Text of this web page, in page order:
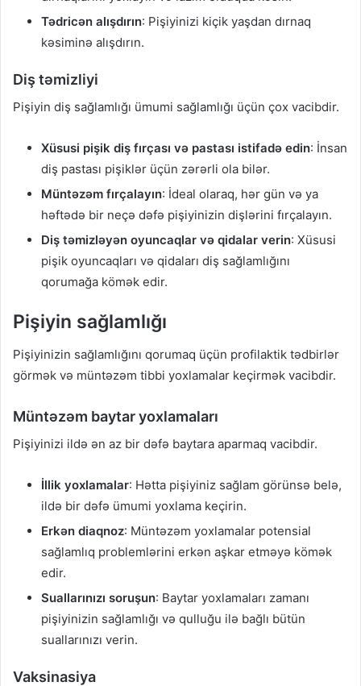
Tədricən alışdırın: Pişiyinizi kiçik yaşdan dırnaq
kəsiminə alışdırın.
Diş təmizliyi
Pişiyin diş sağlamlığı ümumi sağlamlığı üçün çox vacibdir.
Xüsusi pişik diş fırçası və pastası istifadə edin: İnsan
diş pastası pişiklər üçün zərərli ola bilər.
Müntəzəm fırçalayın: İdeal olaraq, hər gün və ya
həftədə bir neçə dəfə pişiyinizin dişlərini fırçalayın.
Diş təmizləyən oyuncaqlar və qidalar verin: Xüsusi
pişik oyuncaqları və qidaları diş sağlamlığını
qorumağa kömək edir.
Pişiyin sağlamlığı
Pişiyinizin sağlamlığını qorumaq üçün profilaktik tədbirlər
görmək və müntəzəm tibbi yoxlamalar keçirmək vacibdir.
Müntəzəm baytar yoxlamaları
Pişiyinizi ildə ən az bir dəfə baytara aparmaq vacibdir.
İllik yoxlamalar: Hətta pişiyiniz sağlam görünsə belə,
ildə bir dəfə ümumi yoxlama keçirin.
Erkən diaqnoz: Müntəzəm yoxlamalar potensial
sağlamlıq problemlərini erkən aşkar etməyə kömək
edir.
Suallarınızı soruşun: Baytar yoxlamaları zamanı
pişiyinizin sağlamlığı və qulluğu ilə bağlı bütün
suallarınızı verin.
Vaksinasiya